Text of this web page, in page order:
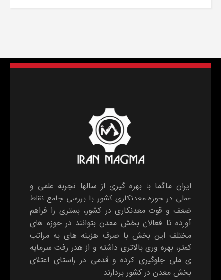
ایران ماگما با بهره گیری از سالها تجربه علمی و
عملی در حوزه معدنکاری کشور با بررسی جامع نقاط
ضعف و قوت معدنکاری در کشور، بستری را فراهم
آورده تا فعالان بخش معدن بتوانند در حوزه های
مختلف این بخش با صرف هزینه های به مراتب
کمتر، بهره وری بالاتری داشته و از هدر رفت سرمایه
ی ملی جلوگیری کرده و قدمی در راستای اعتلای
بخش معدن در کشور بردارند.